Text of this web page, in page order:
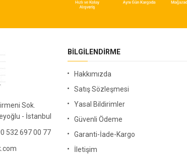
Sok.
- İstanbul
532 697 00 77
BILGILENDIRME
Hakkımızda
Satış Sözleşmesi
Yasal Bildirimler
Güvenli Ödeme
Garanti-İade-Kargo
İletişim